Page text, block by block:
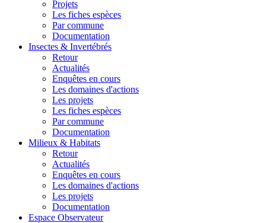
Projets
Les fiches espèces
Par commune
Documentation
Insectes & Invertébrés
Retour
Actualités
Enquêtes en cours
Les domaines d'actions
Les projets
Les fiches espèces
Par commune
Documentation
Milieux & Habitats
Retour
Actualités
Enquêtes en cours
Les domaines d'actions
Les projets
Documentation
Espace Observateur